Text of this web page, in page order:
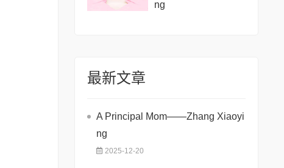
ng
最新文章
A Principal Mom——Zhang Xiaoyi
ng
2025-12-20